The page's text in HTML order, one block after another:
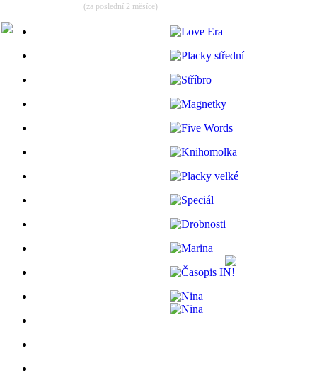
(za poslední 2 měsíce)